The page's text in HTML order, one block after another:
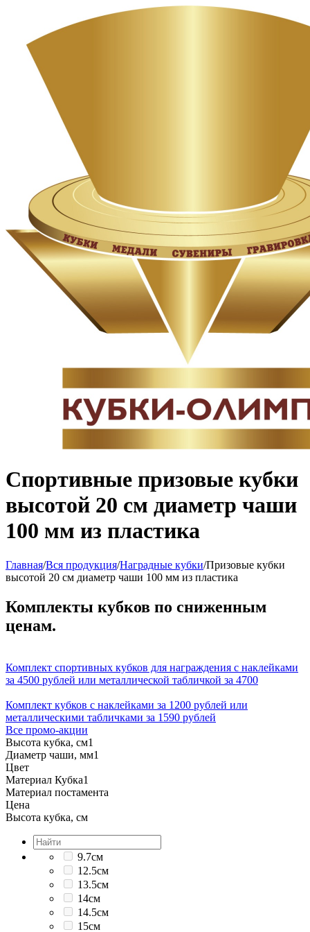
Спортивные призовые кубки
высотой 20 см диаметр чаши
100 мм из пластика
Главная/Вся продукция/Наградные кубки/Призовые кубки
высотой 20 см диаметр чаши 100 мм из пластика
Комплекты кубков по сниженным
ценам.
Комплект спортивных кубков для награждения с наклейками
за 4500 рублей или металлической табличкой за 4700
Комплект кубков с наклейками за 1200 рублей или
металлическими табличками за 1590 рублей
Все промо-акции
Высота кубка, см1
Диаметр чаши, мм1
Цвет
Материал Кубка1
Материал постамента
Цена
Высота кубка, см
9.7см
12.5см
13.5см
14см
14.5см
15см